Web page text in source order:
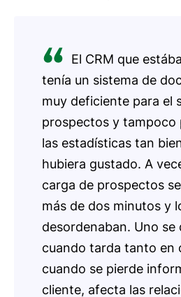
El CRM que
tenía un sistema de
muy deficiente para el
prospectos y tampoco
las estadísticas tan
hubiera gustado. A
carga de prospectos
más de dos minutos y
desordenaban. Uno se
cuando tarda tanto en
cuando se pierde
cliente, afecta las